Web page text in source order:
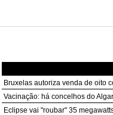
Bruxelas autoriza venda de oito
Vacinação: há concelhos do
Eclipse vai "roubar" 35